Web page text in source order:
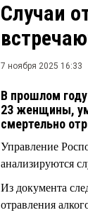
Случаи
7 ноября 2025 16:33
В прошлом
23 женщины,
смертельно
Управление
анализируются
Из документа
отравления